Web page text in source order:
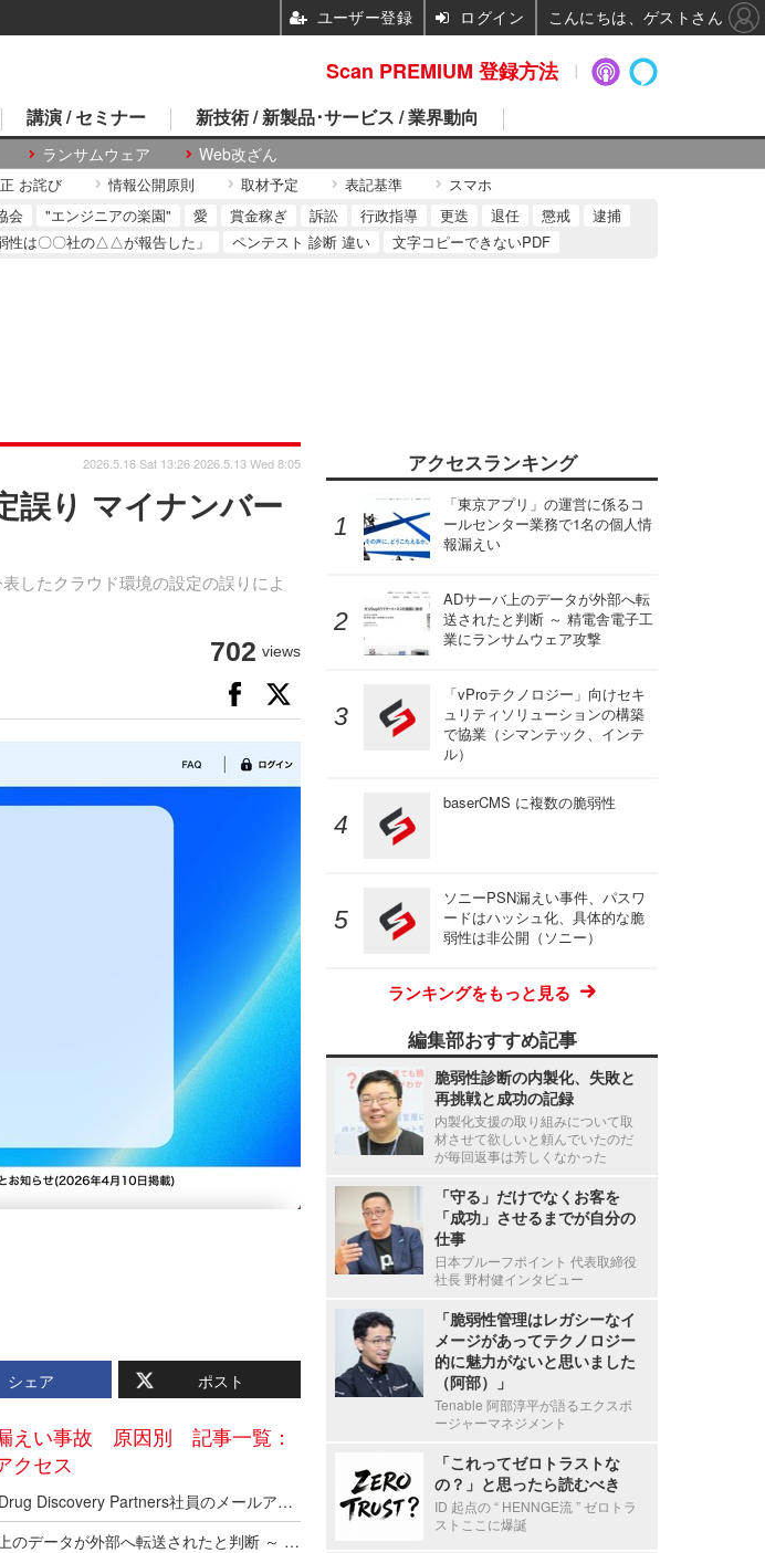
ランサムウェア Web改ざん
講演 / セミナー 新技術 / 新製品･サービス / 業界動向
お詫び 情報公開原則 取材予定 表記基準 スマホ
会 "エンジニアの楽園" 愛 賞金稼ぎ 訴訟 行政指導 更迭 退任 懲戒
逮捕
性は〇〇社の△△が報告した」
ペンテスト 診断 違い 文字コピーできないPDF
誤り マイナンバー
したクラウド環境の設定の誤りによ
2026.5.16 Sat 13:26 2026.5.13 Wed 8:05
702 views
シェア ポスト
えい事故 原因別 記事一覧：
クセス
Axcelead Drug Discovery Partners社員のメールアカウントに不正アクセス、約7,000通のメールで痕跡を確認
ADサーバ上のデータが外部へ転送されたと判断 ～ 精電舎電子工業にランサムウェア攻撃
アクセスランキング
「東京アプリ」の運営に係るコ
ールセンター業務で1名の個人情
報漏えい
ADサーバ上のデータが外部へ転
送されたと判断 ～ 精電舎電子工
業にランサムウェア攻撃
「vProテクノロジー」向けセキ
ュリティソリューションの構築
で協業（シマンテック、インテ
ル）
baserCMS に複数の脆弱性
ソニーPSN漏えい事件、パスワ
ードはハッシュ化、具体的な脆
弱性は非公開（ソニー）
ランキングをもっと見る
編集部おすすめ記事
脆弱性診断の内製化、失敗と
再挑戦と成功の記録
内製化支援の取り組みについて取
材させて欲しいと頼んでいたのだ
が毎回返事は芳しくなかった
「守る」だけでなくお客を
「成功」させるまでが自分の
仕事
日本プルーフポイント 代表取締役
社長 野村健インタビュー
「脆弱性管理はレガシーなイ
メージがあってテクノロジー
的に魅力がないと思いました
（阿部）」
Tenable 阿部淳平が語るエクスポ
ージャーマネジメント
「これってゼロトラストな
の？」と思ったら読むべき
ID 起点の “ HENNGE流 ” ゼロトラ
ストここに爆誕
Scan PREMIUM 登録方法
ユーザー登録 ログイン こんにちは、ゲストさん